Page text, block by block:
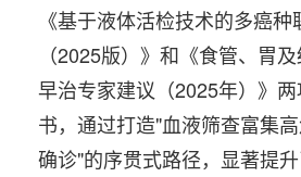
《基于液体活检技术的多癌
（2025版）》和《食管、胃
早治专家建议（2025年）》
书，通过打造"血液筛查富集
确诊"的序贯式路径，显著提